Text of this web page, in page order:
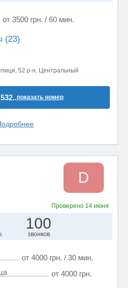
от 3500 грн. / 60 мин.
(23)
52 р-н. Центральный
показать номер
D
Проверено 14 июня
100
звонков
от 4000 грн. / 30 мин.
от 4000 грн.